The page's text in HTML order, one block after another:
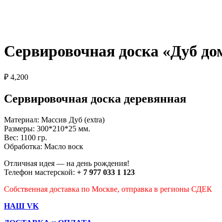
Сервировочная доска «Дуб
₽ 4,200
Сервировочная доска деревянная
Материал: Массив Дуб (extra)
Размеры: 300*210*25 мм.
Вес: 1100 гр.
Обработка: Масло воск
Отличная идея — на день рождения!
Телефон мастерской: + 7 977 033 1 123
Собственная доставка по Москве, отправка в регионы СДЕК
НАШ VK